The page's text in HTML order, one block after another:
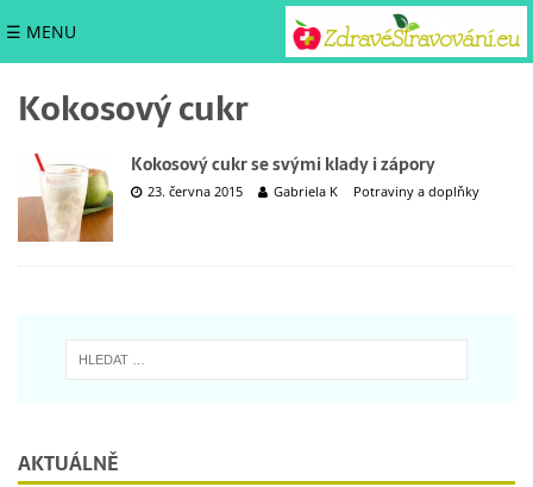
☰ MENU
Kokosový cukr
Kokosový cukr se svými klady i zápory
23. června 2015 Gabriela K Potraviny a doplňky
AKTUÁLNĚ